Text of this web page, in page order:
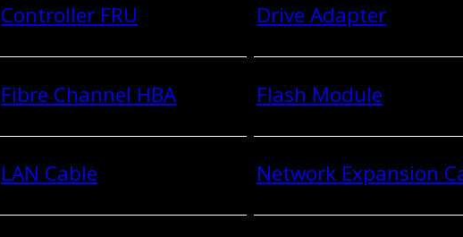
Controller FRU Drive Adapter
Fibre Channel HBA Flash Module
LAN Cable Network Expansion